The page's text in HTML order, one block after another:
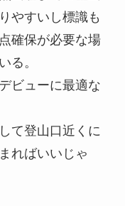
やすいし標識も
確保が必要な場
る。
ビューに最適な
て登山口近くに
ればいいじゃ